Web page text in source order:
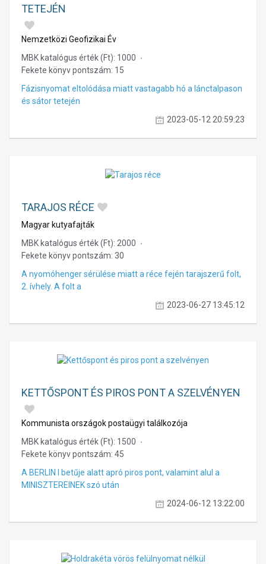
TETEJÉN
Nemzetközi Geofizikai Év
MBK katalógus érték (Ft): 1000
Fekete könyv pontszám: 15
Fázisnyomat eltolódása miatt vastagabb hó a lánctalpason
és sátor tetején
2023-05-12 20:59:23
TARAJOS RÉCE
Magyar kutyafajták
MBK katalógus érték (Ft): 2000
Fekete könyv pontszám: 30
A nyomóhenger sérülése miatt a réce fején tarajszerű folt,
2. ívhely. A folt a
2023-06-27 13:45:12
KETTŐSPONT ÉS PIROS PONT A SZELVÉNYEN
Kommunista országok postaügyi találkozója
MBK katalógus érték (Ft): 1500
Fekete könyv pontszám: 45
A BERLIN I betűje alatt apró piros pont, valamint alul a
MINISZTEREINEK szó után
2024-06-12 13:22:00